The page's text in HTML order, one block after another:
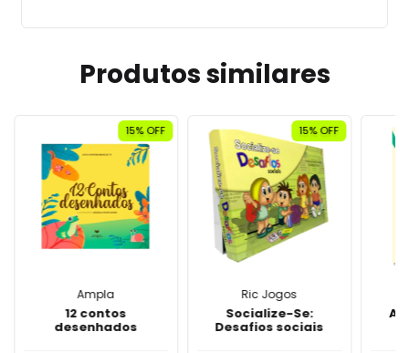
Produtos similares
15% OFF
Ampla
12 contos
desenhados
15% OFF
Ric Jogos
Socialize-Se:
Desafios sociais